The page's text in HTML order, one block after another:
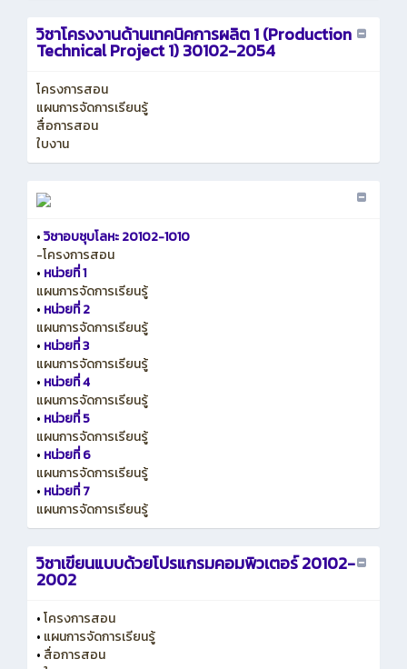
วิชาโครงงานด้านเทคนิคการผลิต 1 (Production
Technical Project 1) 30102-2054
โครงการสอน
แผนการจัดการเรียนรู้
สื่อการสอน
ใบงาน
•วิชาอบชุบโลหะ 20102-1010
-โครงการสอน
• หน่วยที่ 1
แผนการจัดการเรียนรู้
• หน่วยที่ 2
แผนการจัดการเรียนรู้
• หน่วยที่ 3
แผนการจัดการเรียนรู้
• หน่วยที่ 4
แผนการจัดการเรียนรู้
• หน่วยที่ 5
แผนการจัดการเรียนรู้
• หน่วยที่ 6
แผนการจัดการเรียนรู้
• หน่วยที่ 7
แผนการจัดการเรียนรู้
วิชาเขียนแบบด้วยโปรแกรมคอมพิวเตอร์ 20102-
2002
•โครงการสอน
• แผนการจัดการเรียนรู้
• สื่อการสอน